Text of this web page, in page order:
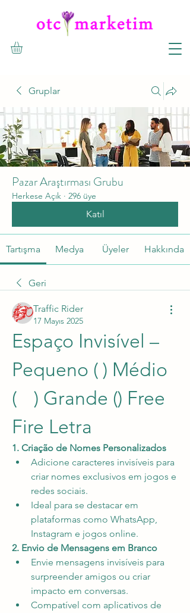
Gruplar
Pazar Araştırması Grubu
Herkese Açık · 296 üye
Katıl
Tartışma Medya Üyeler Hakkında
Geri
Traffic Rider
17 Mayıs 2025
Espaço Invisível –
Pequeno ( ) Médio
(ﾠ) Grande (ㅤ) Free
Fire Letra
1. Criação de Nomes Personalizados
Adicione caracteres invisíveis para
criar nomes exclusivos em jogos e
redes sociais.
Ideal para se destacar em
plataformas como WhatsApp,
Instagram e jogos online.
2. Envio de Mensagens em Branco
Envie mensagens invisíveis para
surpreender amigos ou criar
impacto em conversas.
Compatível com aplicativos de